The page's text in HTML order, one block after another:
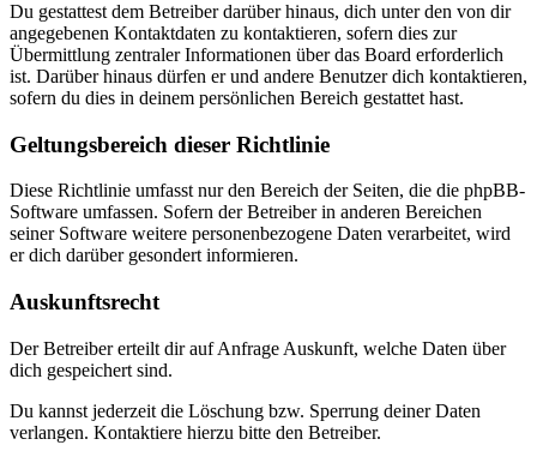
Du gestattest dem Betreiber darüber hinaus, dich unter den von dir
angegebenen Kontaktdaten zu kontaktieren, sofern dies zur
Übermittlung zentraler Informationen über das Board erforderlich
ist. Darüber hinaus dürfen er und andere Benutzer dich kontaktieren,
sofern du dies in deinem persönlichen Bereich gestattet hast.
Geltungsbereich dieser Richtlinie
Diese Richtlinie umfasst nur den Bereich der Seiten, die die phpBB-
Software umfassen. Sofern der Betreiber in anderen Bereichen
seiner Software weitere personenbezogene Daten verarbeitet, wird
er dich darüber gesondert informieren.
Auskunftsrecht
Der Betreiber erteilt dir auf Anfrage Auskunft, welche Daten über
dich gespeichert sind.
Du kannst jederzeit die Löschung bzw. Sperrung deiner Daten
verlangen. Kontaktiere hierzu bitte den Betreiber.